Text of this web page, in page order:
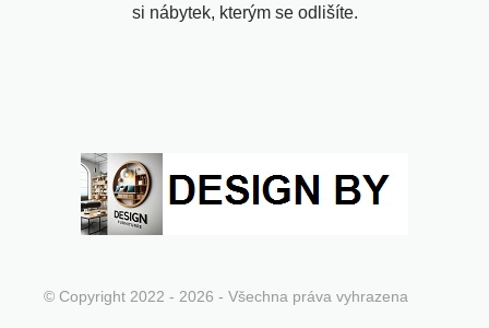
si nábytek, kterým se odlišíte.
© Copyright 2022 - 2026 - Všechna práva vyhrazena